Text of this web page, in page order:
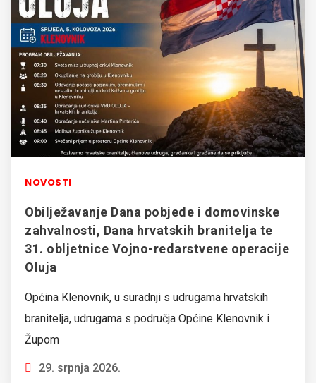
NOVOSTI
Obilježavanje Dana pobjede i domovinske
zahvalnosti, Dana hrvatskih branitelja te
31. obljetnice Vojno-redarstvene operacije
Oluja
Općina Klenovnik, u suradnji s udrugama hrvatskih
branitelja, udrugama s područja Općine Klenovnik i
Župom
29. srpnja 2026.